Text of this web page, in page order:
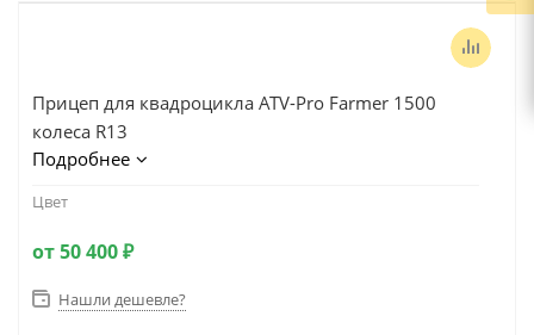
Прицеп для квадроцикла ATV-Pro Farmer 1500
колеса R13
Подробнее
Цвет
от50 400 ₽
Нашли дешевле?